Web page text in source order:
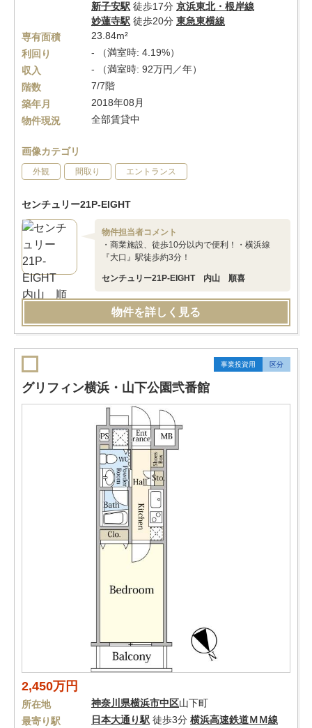
新子安駅 徒歩17分 京浜東北・根岸線
妙蓮寺駅 徒歩20分 東急東横線
専有面積
23.84m²
利回り
- （満室時: 4.19%）
収入
- （満室時: 92万円／年）
階数
7/7階
築年月
2018年08月
物件現況
全部賃貸中
画像カテゴリ
外観 間取り エントランス
センチュリー21P-EIGHT
物件担当者コメント
・商業施設、徒歩10分以内で便利！・横浜線
『大口』駅徒歩約3分！
センチュリー21P-EIGHT 内山 順喜
物件を詳しく見る
事業投資用 区分
グリフィン横浜・山下公園弐番館
2,450万円
所在地 神奈川県横浜市中区山下町
最寄り駅
日本大通り駅 徒歩3分 横浜高速鉄道ＭＭ線